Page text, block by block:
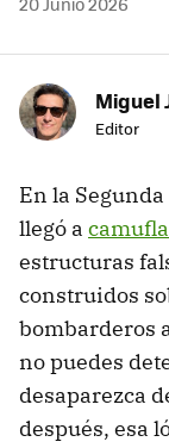
Miguel
Editor
En la
llegó a
estructuras
construidos
bombarderos
no puedes
desaparezca
después, esa